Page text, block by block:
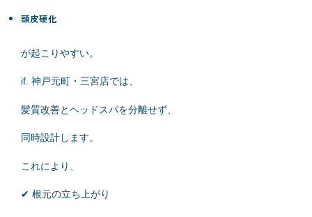
頭皮硬化
が起こりやすい。
if. 神戸元町・三宮店では、
髪質改善とヘッドスパを分離せず、
同時設計します。
これにより、
✔ 根元の立ち上がり